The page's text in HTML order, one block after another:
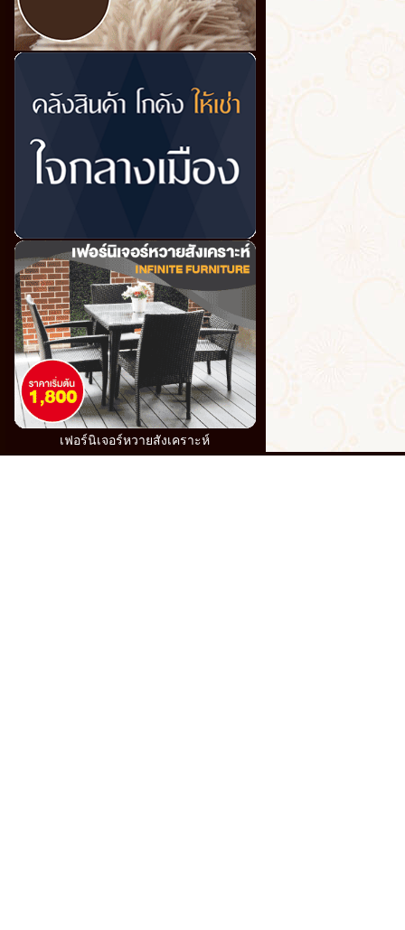
เฟอร์นิเจอร์หวายสังเคราะห์